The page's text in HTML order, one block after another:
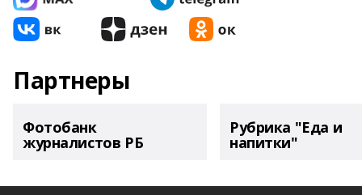
Партнеры
Фотобанк
журналистов РБ
Рубрика "Еда и
напитки"